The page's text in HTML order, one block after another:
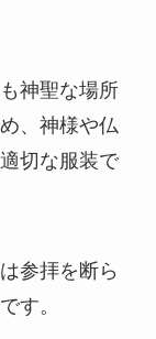
神聖な場所
、神様や仏
切な服装で
参拝を断ら
す。